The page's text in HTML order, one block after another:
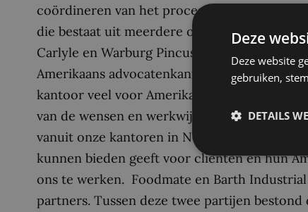
coördineren van het proces richting closing.
die bestaat uit meerdere operationele
Carlyle en Warburg Pincus. Foodmate en
Amerikaans advocatenkantoor, waar we
kantoor veel voor Amerikaanse private
van de wensen en werkwijze van dit
vanuit onze kantoren in New York en de
kunnen bieden geeft voor cliënten en hun
ons te werken. Foodmate en Barth
partners. Tussen deze twee partijen
Deze
Deze website
gebruiken,
DETAILS